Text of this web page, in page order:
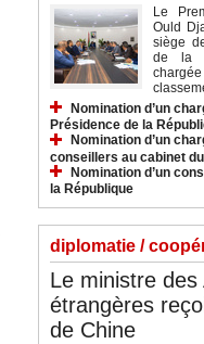
Le
Ould
siège
de la
Nomination d’un
Présidence de la
Nomination d’un
conseillers au cabinet
Nomination d’un
la République
diplomatie /
Le ministre des
étrangères
de Chine